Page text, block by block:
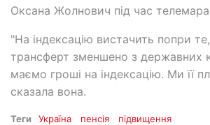
Оксана Жолнович під час
"На індексацію вистачить попри
трансферт зменшено з державних
маємо гроші на індексацію. Ми її
сказала вона.
Теги Україна пенсія підвищення